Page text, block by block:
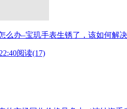
么办–宝玑手表生锈了，该如何解
阅读(17)